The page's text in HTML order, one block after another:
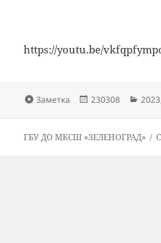
https://youtu.be/
Формат
Заметка Опубликовано
230308 2023
ГБУ ДО МКСШ «ЗЕЛЕНОГРАД»